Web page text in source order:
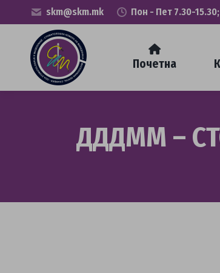
skm@skm.mk Пон - Пет 7.30-
Почетна
ДДДММ –